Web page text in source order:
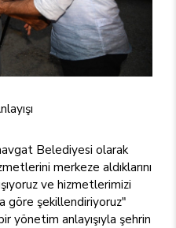
Belediyesi olarak
merkeze aldıklarını
ve hizmetlerimizi
göre şekillendiriyoruz"
yönetim anlayışıyla şehrin